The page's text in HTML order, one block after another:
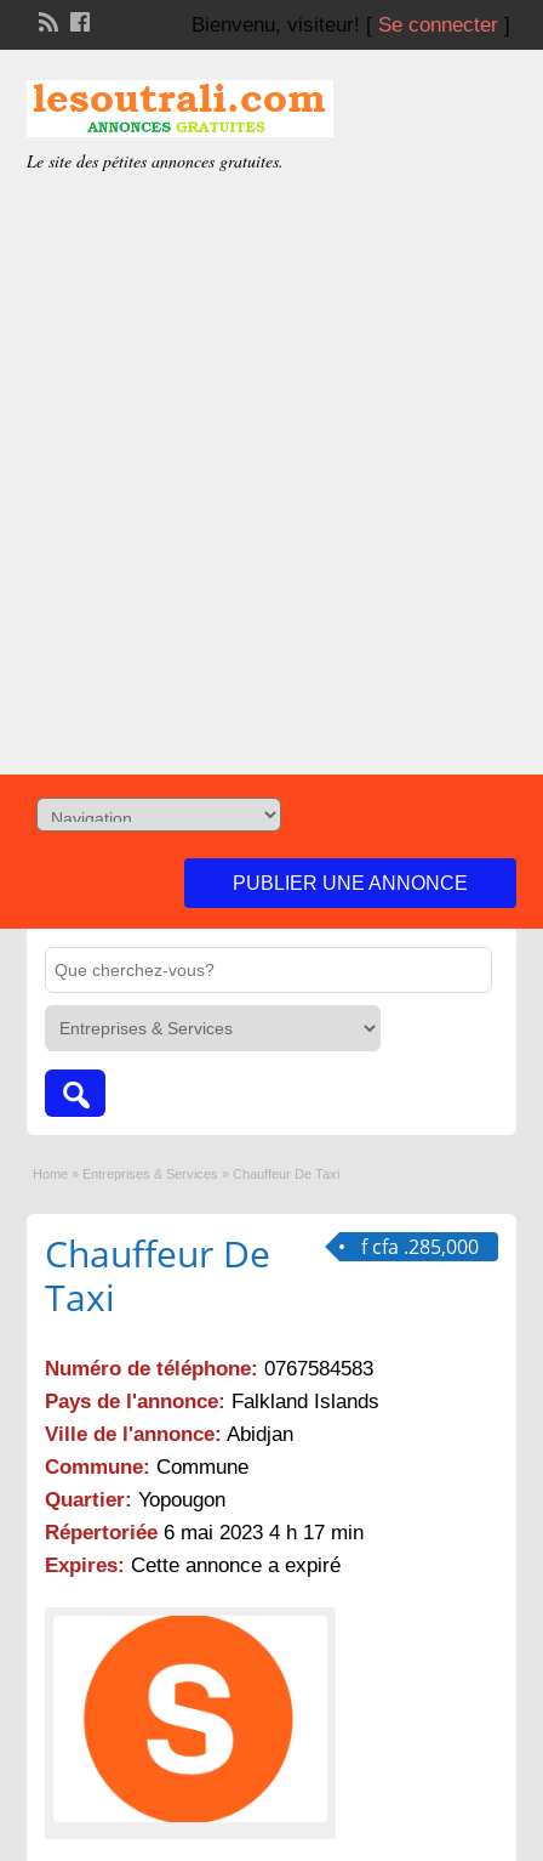
Bienvenu, visiteur! [ Se connecter]
Le site des pétites annonces gratuites.
PUBLIER UNE ANNONCE
Home » Entreprises & Services » Chauffeur De Taxi
f cfa .285,000
Chauffeur De
Taxi
Numéro de téléphone: 0767584583
Pays de l'annonce: Falkland Islands
Ville de l'annonce: Abidjan
Commune: Commune
Quartier: Yopougon
Répertoriée 6 mai 2023 4 h 17 min
Expires: Cette annonce a expiré